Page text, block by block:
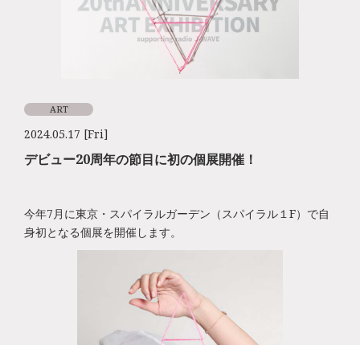
2024.05.17 [Fri]
ART
デビュー20周年の節目に初の個展開催！
今年7月に東京・スパイラルガーデン（スパイラル１F）で自
身初となる個展を開催します。